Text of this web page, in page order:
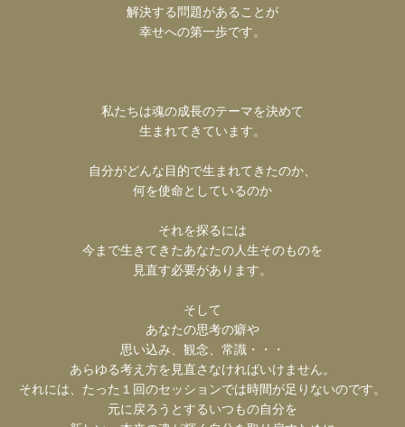
解決する問題があることが
幸せへの第一歩です。
私たちは魂の成長のテーマを決めて
生まれてきています。
自分がどんな目的で生まれてきたのか、
何を使命としているのか
それを探るには
今まで生きてきたあなたの人生そのものを
見直す必要があります。
そして
あなたの思考の癖や
思い込み、観念、常識・・・
あらゆる考え方を見直さなければいけません。
それには、たった１回のセッションでは時間が足りないのです。
元に戻ろうとするいつもの自分を